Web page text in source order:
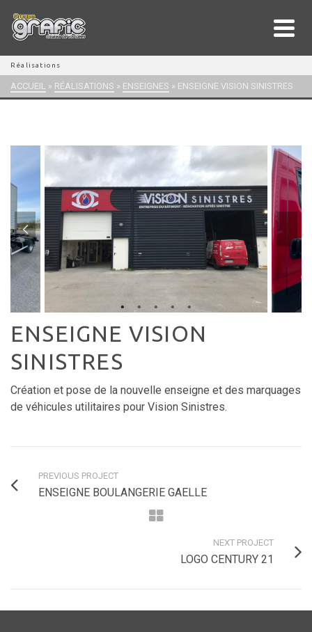
Réalisations
ACCUEIL » RÉALISATIONS » ENSEIGNES » ENSEIGNE VISION SINISTRES
ENSEIGNE VISION
SINISTRES
Création et pose de la nouvelle enseigne et des marquages
de véhicules utilitaires pour Vision Sinistres.
PREVIOUS PROJECT
ENSEIGNE BOULANGERIE GAELLE
NEXT PROJECT
LOGO CENTURY 21